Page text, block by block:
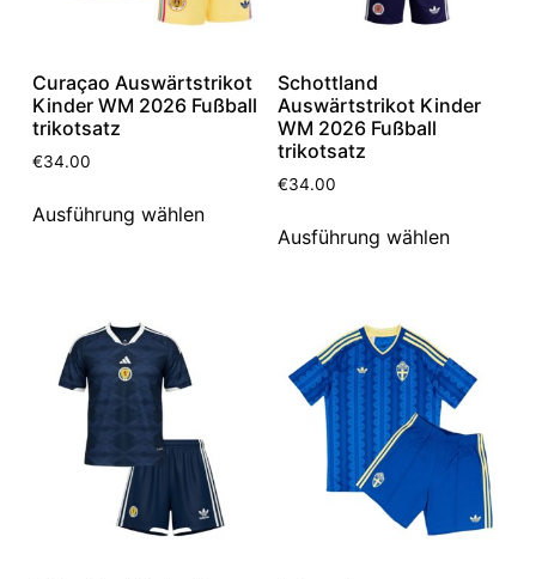
Curaçao Auswärtstrikot
Kinder WM 2026 Fußball
trikotsatz
€34.00
Ausführung wählen
Schottland
Auswärtstrikot Kinder
WM 2026 Fußball
trikotsatz
€34.00
Ausführung wählen